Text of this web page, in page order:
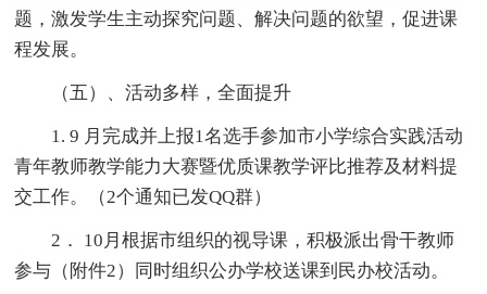
题，激发学生主动探究问题、解决问题的欲望，促进课
程发展。
（五）、活动多样，全面提升
1. 9 月完成并上报1名选手参加市小学综合实践活动
青年教师教学能力大赛暨优质课教学评比推荐及材料提
交工作。（2个通知已发QQ群）
2． 10月根据市组织的视导课，积极派出骨干教师
参与（附件2）同时组织公办学校送课到民办校活动。